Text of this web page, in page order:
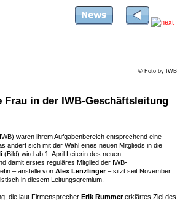
© Foto by IWB
Frau in der IWB-Geschäftsleitung
waren ihrem Aufgabenbereich entsprechend eine
ändert sich mit der Wahl eines neuen Mitglieds in die
(Bild) wird ab 1. April Leiterin des neuen
damit erstes reguläres Mitglied der IWB-
– anstelle von Alex Lenzlinger– sitzt seit November
in diesem Leitungsgremium.
die laut Firmensprecher Erik Rummererklärtes Ziel des